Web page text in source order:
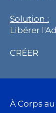
Solution :
Libérer
CRÉER
À Corps